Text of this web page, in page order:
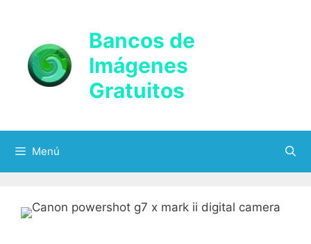
contenido
Bancos de
Imágenes
Gratuitos
Menú